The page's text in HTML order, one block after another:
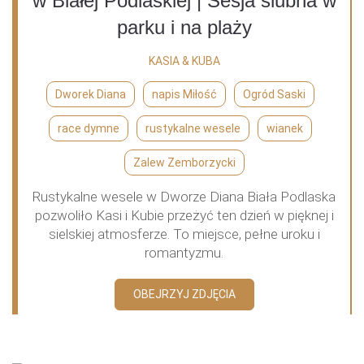
parku i na plaży
KASIA & KUBA
Dworek Diana napis Miłość Ogród Saski
race dymne rustykalne wesele wianek
Zalew Zemborzycki
Rustykalne wesele w Dworze Diana Biała Podlaska
pozwoliło Kasi i Kubie przeżyć ten dzień w pięknej i
sielskiej atmosferze. To miejsce, pełne uroku i
romantyzmu.
OBEJRZYJ ZDJĘCIA